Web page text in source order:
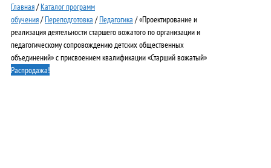
Главная/Каталог программ
обучения/Переподготовка /Педагогика / «Проектирование и
реализация деятельности старшего вожатого по организации и
педагогическому сопровождению детских общественных
объединений» с присвоением квалификации «Старший вожатый»
Распродажа!